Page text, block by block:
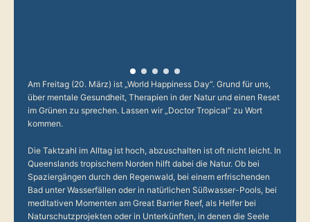
Am Freitag (20. März) ist „World Happiness Day“. Grund für uns,
über mentale Gesundheit, Therapien in der Natur und einen Reset
im Grünen zu sprechen. Lassen wir „Doctor Tropical“ zu Wort
kommen.
Die Taktzahl im Alltag ist hoch, abzuschalten ist oft nicht leicht. In
Queenslands tropischem Norden hilft dabei die Natur. Ob bei
Spaziergängen durch den Regenwald, bei einem erfrischenden
Bad unter Wasserfällen oder in natürlichen Süßwasser-Pools, bei
meditativen Momenten am Great Barrier Reef, als Helfer bei
Naturschutzprojekten oder in Unterkünften, in denen die Seele